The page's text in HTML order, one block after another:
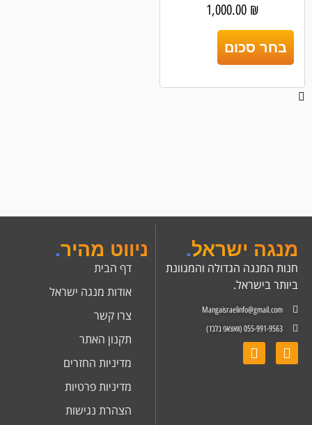
1,000.00 ₪
בחר סכום
מנגה ישראל.
חנות המנגה הגדולה והמגוונת
ביותר בישראל.
Mangaisraelinfo@gmail.com
055-991-9563 (וואצאפ בלבד)
ניווט מהיר.
דף הבית
אודות מנגה ישראל
צרו קשר
תקנון האתר
מדיניות החזרים
מדיניות פרטיות
הצהרת נגישות